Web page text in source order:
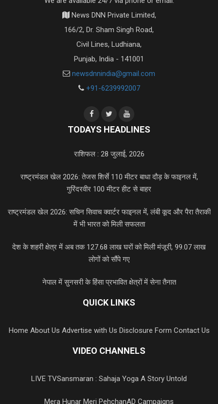
News DNN Private Limited,
166/2, Dr. Sham Singh Road,
Civil Lines, Ludhiana,
Punjab, India - 141001
newsdnnindia@gmail.com
+91-6239992007
TODAYS HEADLINES
राशिफल : 28 जुलाई, 2026
राष्ट्रमंडल खेल 2026: तेजस शिर्से 110 मीटर बाधा दौड़ के फाइनल में,
गुरिंदरवीर 100 मीटर हीट से बाहर
राष्ट्रमंडल खेल 2026: सचिन सिवाच क्वार्टर फाइनल में, लंबी कूद और पैरा तैराकी
में भी भारत को मिली सफलता
देश के शहरी क्षेत्र में अब तक 127.68 लाख घरों को मिली मंजूरी, 99.07 लाख
लोगों को सौंपे गए
नेपाल में सुनसरी के हिंसा प्रभावित क्षेत्रों में सेना तैनात
QUICK LINKS
Home About Us Advertise with Us Disclosure Form Contact Us
VIDEO CHANNELS
LIVE TVSansmaran : Sahaja Yoga A Story Untold
Mera Hunar Meri PehchanAD Campaigns